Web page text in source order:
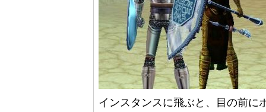
インスタンスに飛ぶと、目の前に